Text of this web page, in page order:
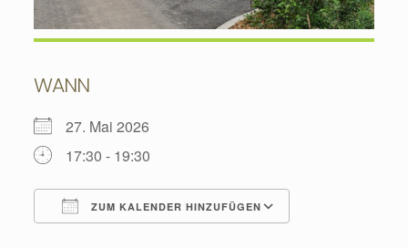
WANN
27. Mai 2026
17:30 - 19:30
ZUM KALENDER HINZUFÜGEN